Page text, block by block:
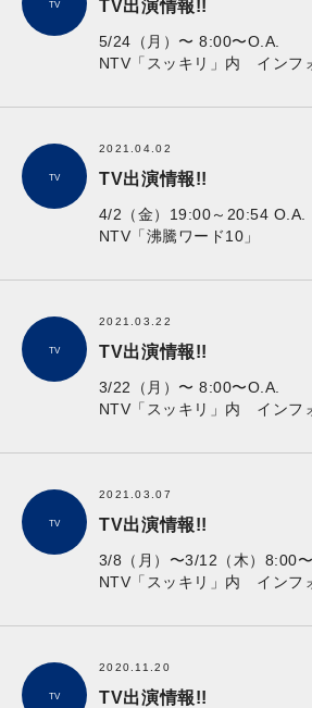
TV TV出演情報!!
5/24（月）〜 8:00〜O.A.
NTV「スッキリ」内 インフ
TV
2021.04.02
TV出演情報!!
4/2（金）19:00～20:54 O.A.
NTV「沸騰ワード10」
TV
2021.03.22
TV出演情報!!
3/22（月）〜 8:00〜O.A.
NTV「スッキリ」内 インフ
TV
2021.03.07
TV出演情報!!
3/8（月）〜3/12（木）8:00〜
NTV「スッキリ」内 インフ
TV
2020.11.20
TV出演情報!!